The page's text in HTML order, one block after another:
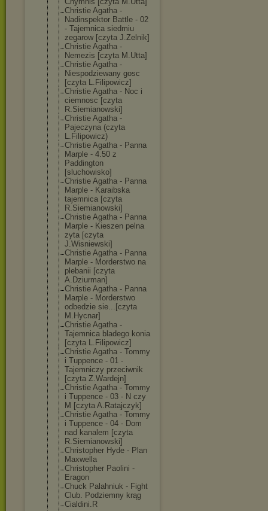
Christie Agatha -
Nadinspektor Battle - 02
- Tajemnica siedmiu
zegarow [czyta J.Zelnik]
Christie Agatha -
Nemezis [czyta M.Utta]
Christie Agatha -
Niespodziewany gosc
[czyta L.Filipowicz]
Christie Agatha - Noc i
ciemnosc [czyta
R.Siemianowski]
Christie Agatha -
Pajeczyna (czyta
L.Filipowicz)
Christie Agatha - Panna
Marple - 4.50 z
Paddington
[sluchowisko]
Christie Agatha - Panna
Marple - Karaibska
tajemnica [czyta
R.Siemianowski]
Christie Agatha - Panna
Marple - Kieszen pelna
zyta [czyta
J.Wisniewski]
Christie Agatha - Panna
Marple - Morderstwo na
plebanii [czyta
A.Dziurman]
Christie Agatha - Panna
Marple - Morderstwo
odbedzie sie...[czyta
M.Hycnar]
Christie Agatha -
Tajemnica bladego konia
[czyta L.Filipowicz]
Christie Agatha - Tommy
i Tuppence - 01 -
Tajemniczy przeciwnik
[czyta Z.Wardejn]
Christie Agatha - Tommy
i Tuppence - 03 - N czy
M [czyta A.Ratajczyk]
Christie Agatha - Tommy
i Tuppence - 04 - Dom
nad kanalem [czyta
R.Siemianowski]
Christopher Hyde - Plan
Maxwella
Christopher Paolini -
Eragon
Chuck Palahniuk - Fight
Club. Podziemny krąg
Cialdini.R